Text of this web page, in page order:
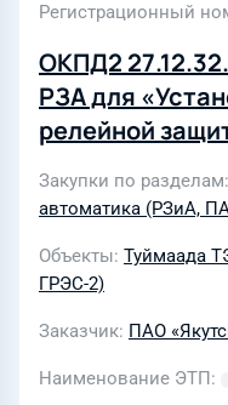
Регистрационный
ОКПД2
РЗА для
релейной
очередь)»
Закупки по разделам
автоматика (РЗиА,
Объекты Туймаада
ГРЭС-2)
Заказчик ПАО
Наименование ЭТП